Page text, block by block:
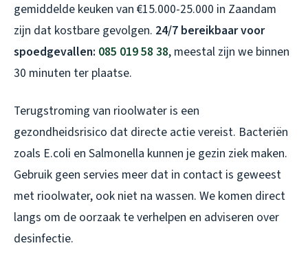
gemiddelde keuken van €15.000-25.000 in Zaandam
zijn dat kostbare gevolgen. 24/7 bereikbaar voor
spoedgevallen: 085 019 58 38, meestal zijn we binnen
30 minuten ter plaatse.
Terugstroming van rioolwater is een
gezondheidsrisico dat directe actie vereist. Bacteriën
zoals E.coli en Salmonella kunnen je gezin ziek maken.
Gebruik geen servies meer dat in contact is geweest
met rioolwater, ook niet na wassen. We komen direct
langs om de oorzaak te verhelpen en adviseren over
desinfectie.